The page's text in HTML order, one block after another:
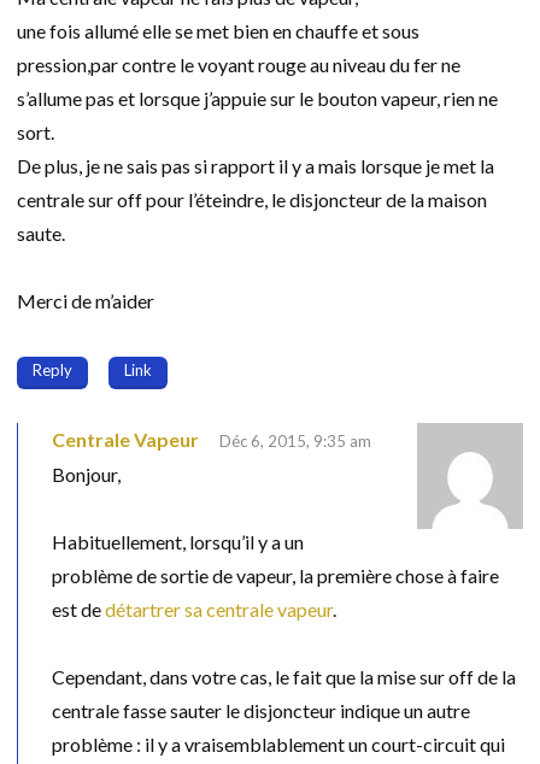
une fois allumé elle se met bien en chauffe et sous
pression,par contre le voyant rouge au niveau du fer ne
s’allume pas et lorsque j’appuie sur le bouton vapeur, rien ne
sort.
De plus, je ne sais pas si rapport il y a mais lorsque je met la
centrale sur off pour l’éteindre, le disjoncteur de la maison
saute.
Merci de m’aider
Reply Link
Centrale Vapeur Déc 6, 2015, 9:35 am
Bonjour,
Habituellement, lorsqu’il y a un
problème de sortie de vapeur, la première chose à faire
est dedétartrer sa centrale vapeur.
Cependant, dans votre cas, le fait que la mise sur off de la
centrale fasse sauter le disjoncteur indique un autre
problème : il y a vraisemblablement un court-circuit qui